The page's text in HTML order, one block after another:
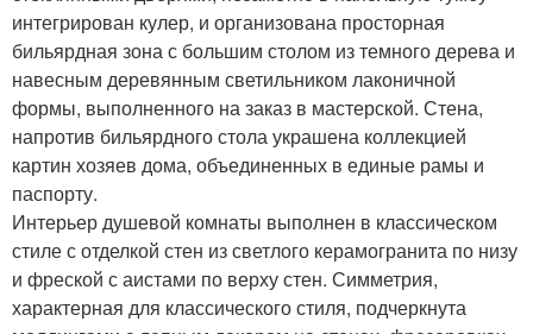
интегрирован кулер, и организована просторная
бильярдная зона с большим столом из темного дерева и
навесным деревянным светильником лаконичной
формы, выполненного на заказ в мастерской. Стена,
напротив бильярдного стола украшена коллекцией
картин хозяев дома, объединенных в единые рамы и
паспорту.
Интерьер душевой комнаты выполнен в классическом
стиле с отделкой стен из светлого керамогранита по низу
и фреской с аистами по верху стен. Симметрия,
характерная для классического стиля, подчеркнута